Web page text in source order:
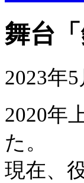
舞台
2023年
2020年
た。
現在、